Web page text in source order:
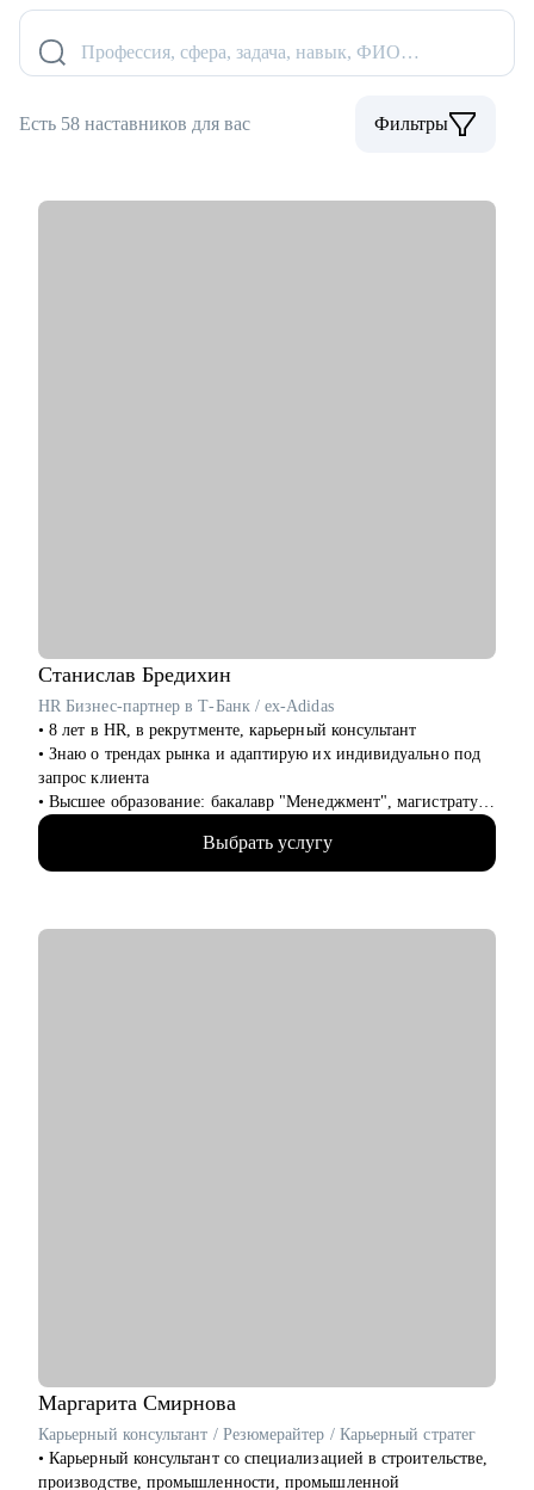
Профессия, сфера, задача, навык, ФИО…
Есть 58 наставников для вас Фильтры
Станислав Бредихин
HR Бизнес-партнер в Т-Банк / ex-Adidas
• 8 лет в HR, в рекрутменте, карьерный консультант
• Знаю о трендах рынка и адаптирую их индивидуально под
запрос клиента
• Высшее образование: бакалавр "Менеджмент", магистратура
"Экономика"
• Провел 1000+ собеседований, на разные уровни позиции
(средний и высший менеджмент)
• Специалистам всех уровней и позиций в сфере розница,
FMCG, маркетинг, IT
Выбрать услугу
Маргарита Смирнова
Карьерный консультант / Резюмерайтер / Карьерный стратег
• Карьерный консультант со специализацией в строительстве,
производстве, промышленности, промышленной